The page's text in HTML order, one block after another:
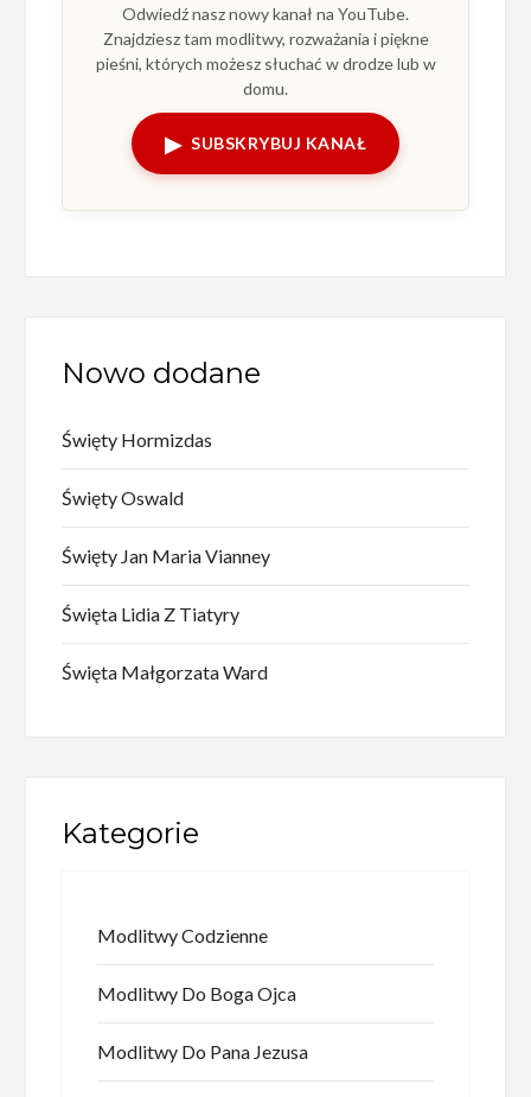
Odwiedź nasz nowy kanał na YouTube.
Znajdziesz tam modlitwy, rozważania i piękne
pieśni, których możesz słuchać w drodze lub w
domu.
▶ SUBSKRYBUJ KANAŁ
Nowo dodane
Święty Hormizdas
Święty Oswald
Święty Jan Maria Vianney
Święta Lidia Z Tiatyry
Święta Małgorzata Ward
Kategorie
Modlitwy Codzienne
Modlitwy Do Boga Ojca
Modlitwy Do Pana Jezusa